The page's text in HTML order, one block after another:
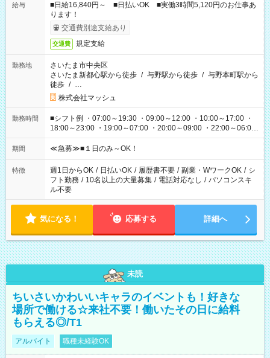
給与
■日給16,840円～ ■日払いOK ■実働3時間5,120円のお仕事あ
ります！
交通費別途支給あり
交通費 規定支給
勤務地
さいたま市中央区
さいたま新都心駅から徒歩 / 与野駅から徒歩 / 与野本町駅から
徒歩 / …
株式会社マッシュ
勤務時間
■シフト例 ・07:00～19:30 ・09:00～12:00 ・10:00～17:00 ・
18:00～23:00 ・19:00～07:00 ・20:00～09:00 ・22:00～06:00
etc ★最短で3時間で5,120円のお仕事から 15時間で2万円近く稼
げるお仕事も！ ご希望のお時間に合わせてご紹介！ ※シフトは
ください！
期間 ≪急募≫■１日のみ～OK！
特徴 週1日からOK / 日払いOK / 履歴書不要 / 副業・WワークOK / シ
フト勤務 / 10名以上の大量募集 / 電話対応なし / パソコンスキ
ル不要
気になる！ 応募する 詳細へ
未読
ちいさいかわいいキャラのイベントも！好きな
場所で働ける☆来社不要！働いたその日に給料
もらえる◎/T1
アルバイト 職種未経験OK